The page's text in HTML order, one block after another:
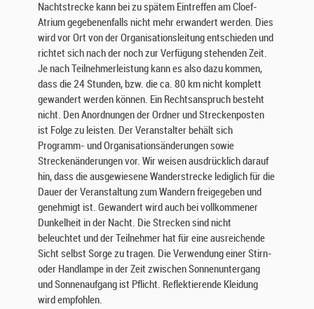
Nachtstrecke kann bei zu spätem Eintreffen am Cloef-
Atrium gegebenenfalls nicht mehr erwandert werden. Dies
wird vor Ort von der Organisationsleitung entschieden und
richtet sich nach der noch zur Verfügung stehenden Zeit.
Je nach Teilnehmerleistung kann es also dazu kommen,
dass die 24 Stunden, bzw. die ca. 80 km nicht komplett
gewandert werden können. Ein Rechtsanspruch besteht
nicht. Den Anordnungen der Ordner und Streckenposten
ist Folge zu leisten. Der Veranstalter behält sich
Programm- und Organisationsänderungen sowie
Streckenänderungen vor. Wir weisen ausdrücklich darauf
hin, dass die ausgewiesene Wanderstrecke lediglich für die
Dauer der Veranstaltung zum Wandern freigegeben und
genehmigt ist. Gewandert wird auch bei vollkommener
Dunkelheit in der Nacht. Die Strecken sind nicht
beleuchtet und der Teilnehmer hat für eine ausreichende
Sicht selbst Sorge zu tragen. Die Verwendung einer Stirn-
oder Handlampe in der Zeit zwischen Sonnenuntergang
und Sonnenaufgang ist Pflicht. Reflektierende Kleidung
wird empfohlen.
ü
b
e
r
h
r
I
n
t
e
r
s
s
e
u
n
d
I
h